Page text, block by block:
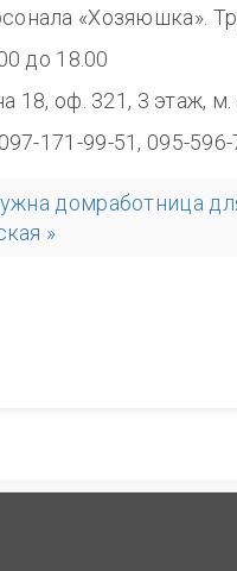
«Хозяюшка».
до 18.00
18, оф. 321, 3 этаж,
171-99-51, 095-596-
домработница
»